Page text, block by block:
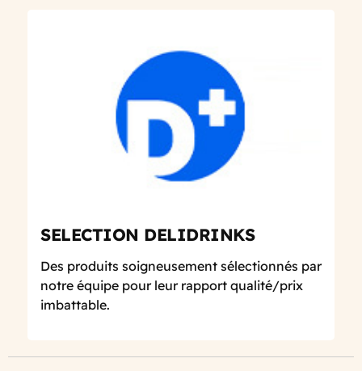
SELECTION DELIDRINKS
Des produits soigneusement sélectionnés par
notre équipe pour leur rapport qualité/prix
imbattable.